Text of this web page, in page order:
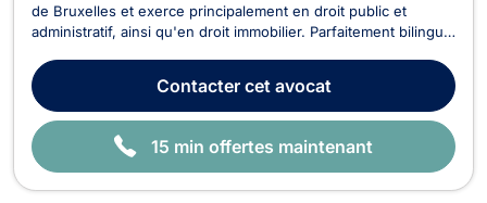
de Bruxelles et exerce principalement en droit public et
administratif, ainsi qu'en droit immobilier. Parfaitement bilingue
Maître Margaux De Greef traite des dossiers dans les deux
langues officielles du pays. F...
Contactercet avocat
15 min offertes maintenant